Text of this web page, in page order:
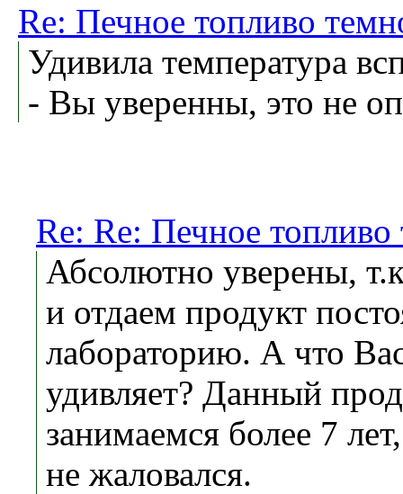
Re: Печное топливо
Удивила температура
- Вы уверенны, это не
Re: Re: Печное топливо
Абсолютно уверены,
и отдаем продукт
лабораторию. А что
удивляет? Данный
занимаемся более 7
не жаловался.